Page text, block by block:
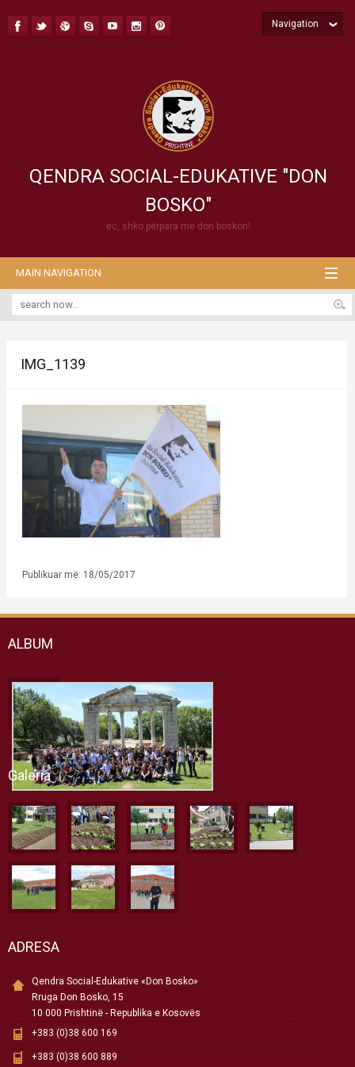
QENDRA SOCIAL-EDUKATIVE "DON
BOSKO"
ec, shko përpara me don boskon!
Navigation
MAIN NAVIGATION
IMG_1139
Publikuar më: 18/05/2017
ALBUM
Galeria
ADRESA
Qendra Social-Edukative «Don Bosko»
Rruga Don Bosko, 15
10 000 Prishtinë - Republika e Kosovës
+383 (0)38 600 169
+383 (0)38 600 889